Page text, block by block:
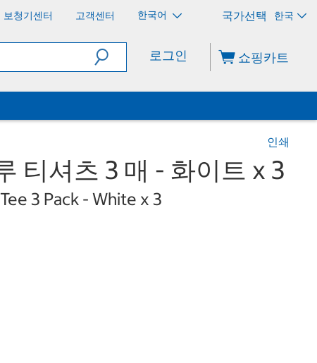
보청기센터 고객센터 한국어 한국
로그인 쇼핑카트
인쇄
티셔츠 3 매 - 화이트 x 3
3 Pack - White x 3